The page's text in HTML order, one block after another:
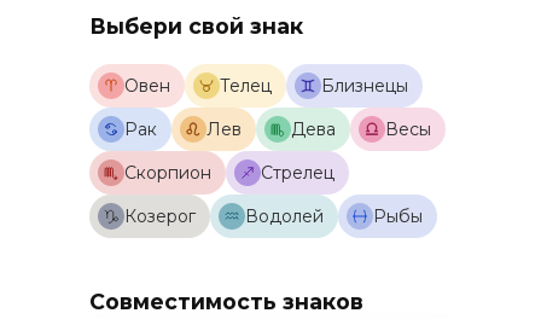
Выбери свой знак
Овен Телец
Близнецы
Рак
Лев Дева
Весы
Скорпион
Стрелец
Козерог
Водолей Рыбы
Совместимость знаков